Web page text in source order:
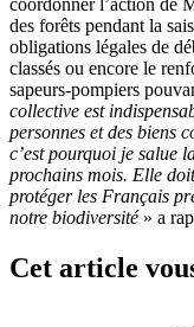
coordonner l’action de
des forêts pendant la
obligations légales de
classés ou encore le
sapeurs-pompiers
collective est
personnes et des biens
c’est pourquoi je salue
prochains mois. Elle
protéger les Français
notre biodiversité » a
Cet article